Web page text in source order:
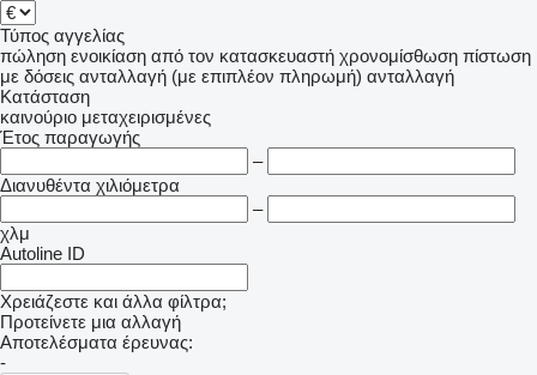
Τύπος αγγελίας
πώληση ενοικίαση από τον κατασκευαστή χρονομίσθωση πίστωση
με δόσεις ανταλλαγή (με επιπλέον πληρωμή) ανταλλαγή
Κατάσταση
καινούριο μεταχειρισμένες
Έτος παραγωγής
–
Διανυθέντα χιλιόμετρα
–
χλμ
Autoline ID
Χρειάζεστε και άλλα φίλτρα;
Προτείνετε μια αλλαγή
Αποτελέσματα έρευνας:
-